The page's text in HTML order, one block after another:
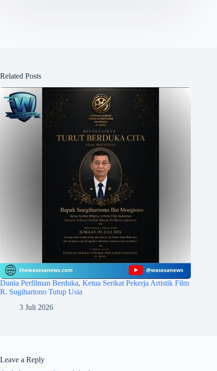
Related Posts
Dunia Perfilman Berduka, Ketua Serikat Pekerja Artistik Film
R. Sugihartono Tutup Usia
3 Juli 2026
Leave a Reply